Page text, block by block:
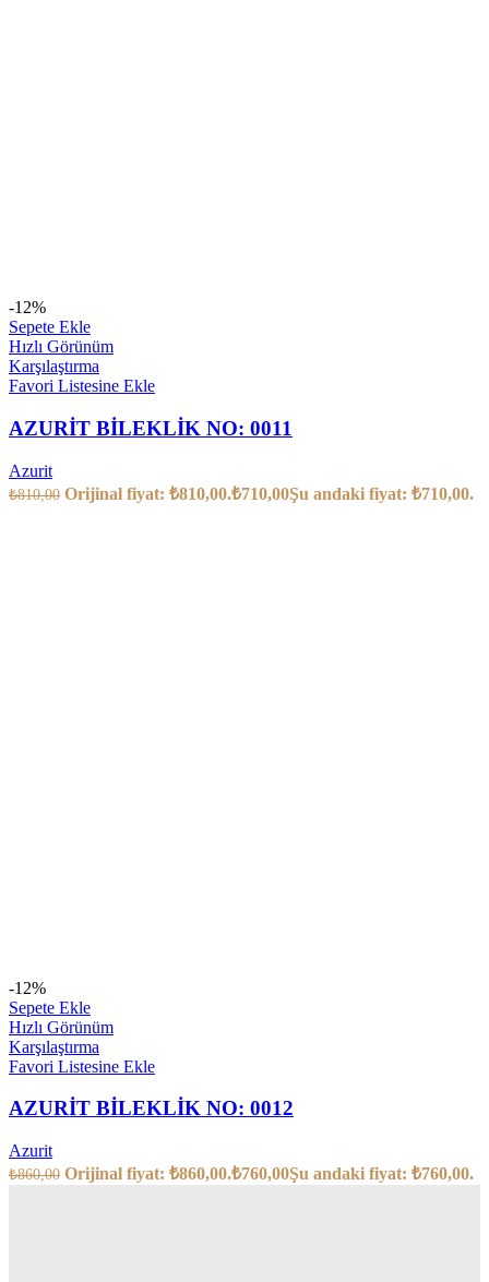
-12%
Sepete Ekle
Hızlı Görünüm
Karşılaştırma
Favori Listesine Ekle
AZURİT BİLEKLİK NO: 0011
Azurit
₺810,00 Orijinal fiyat: ₺810,00.₺710,00Şu andaki fiyat: ₺710,00.
-12%
Sepete Ekle
Hızlı Görünüm
Karşılaştırma
Favori Listesine Ekle
AZURİT BİLEKLİK NO: 0012
Azurit
₺860,00 Orijinal fiyat: ₺860,00.₺760,00Şu andaki fiyat: ₺760,00.